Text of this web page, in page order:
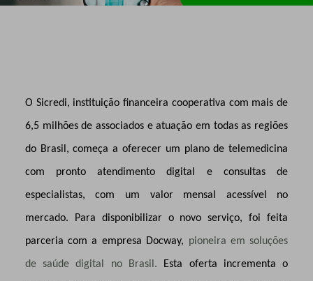
O Sicredi, instituição financeira cooperativa com mais de
6,5 milhões de associados e atuação em todas as regiões
do Brasil, começa a oferecer um plano de telemedicina
com pronto atendimento digital e consultas de
especialistas, com um valor mensal acessível no
mercado. Para disponibilizar o novo serviço, foi feita
parceria com a empresa Docway, pioneira em soluções
de saúde digital no Brasil. Esta oferta incrementa o